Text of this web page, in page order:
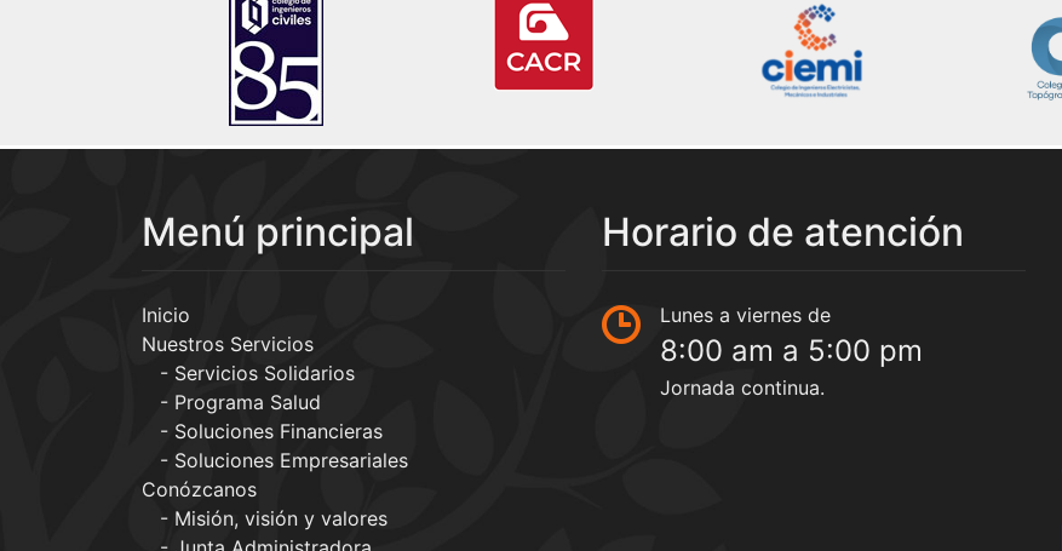
Menú principal
Inicio
Nuestros Servicios
Servicios Solidarios
Programa Salud
Soluciones Financieras
Soluciones Empresariales
Conózcanos
Misión, visión y valores
Horario de atención
Lunes a viernes de
8:00 am a 5:00 pm
Jornada continua.